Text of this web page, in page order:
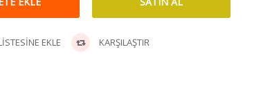
EKLE KARŞILAŞTIR